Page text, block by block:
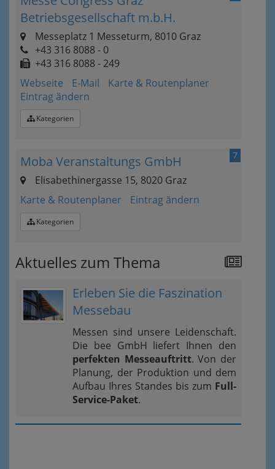
Betriebsgesellschaft m.b.H.
Messeplatz 1 Messeturm, 8010 Graz
+43 316 8088 - 0
+43 316 8088 - 249
Webseite
E-Mail
Karte & Routenplaner
Eintrag ändern
Kategorien
7
Moba Veranstaltungs GmbH
Elisabethinergasse 15, 8020 Graz
Karte & Routenplaner
Eintrag ändern
Kategorien
Aktuelles zum Thema
Erleben Sie die Faszination
Messebau
Messen sind unsere Leidenschaft.
Die bee GmbH liefert Ihnen den
perfekten Messeauftritt. Von der
Planung, der Produktion und dem
Aufbau Ihres Standes bis zum Full-
Service-Paket.